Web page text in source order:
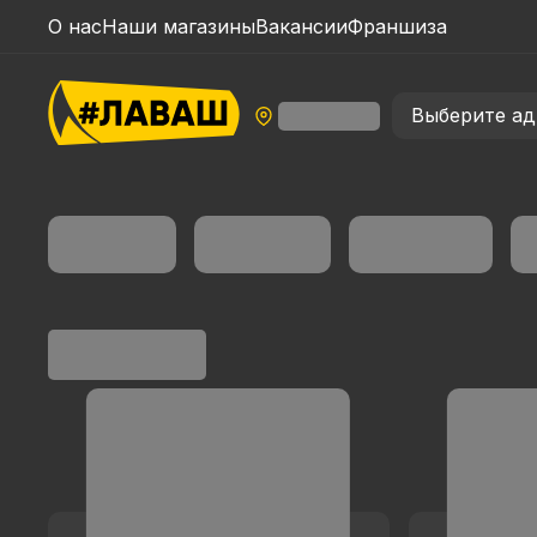
О насНаши магазиныВакансииФраншиза
Выберите